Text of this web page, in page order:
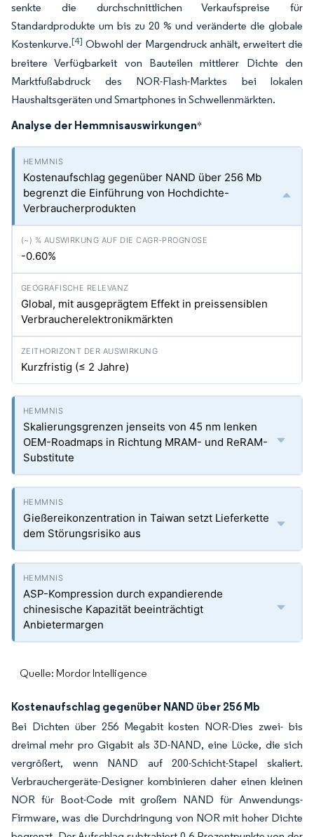
senkte die durchschnittlichen Verkaufspreise für
Standardprodukte um bis zu 20 % und veränderte die globale
Kostenkurve.[4] Obwohl der Margendruck anhält, erweitert die
breitere Verfügbarkeit von Bauteilen mittlerer Dichte den
Marktfußabdruck des NOR-Flash-Marktes bei lokalen
Haushaltsgeräten und Smartphones in Schwellenmärkten.
Analyse der Hemmnisauswirkungen*
Kostenaufschlag gegenüber NAND über 256 Mb
begrenzt die Einführung von Hochdichte-
Verbraucherprodukten
-0.60%
Global, mit ausgeprägtem Effekt in preissensiblen
Verbraucherelektronikmärkten
Kurzfristig (≤ 2 Jahre)
Skalierungsgrenzen jenseits von 45 nm lenken
OEM-Roadmaps in Richtung MRAM- und ReRAM-
Substitute
Gießereikonzentration in Taiwan setzt Lieferkette
dem Störungsrisiko aus
ASP-Kompression durch expandierende
chinesische Kapazität beeinträchtigt
Anbietermargen
Quelle: Mordor Intelligence
Kostenaufschlag gegenüber NAND über 256 Mb
Bei Dichten über 256 Megabit kosten NOR-Dies zwei- bis
dreimal mehr pro Gigabit als 3D-NAND, eine Lücke, die sich
vergrößert, wenn NAND auf 200-Schicht-Stapel skaliert.
Verbrauchergeräte-Designer kombinieren daher einen kleinen
NOR für Boot-Code mit großem NAND für Anwendungs-
Firmware, was die Durchdringung von NOR mit hoher Dichte